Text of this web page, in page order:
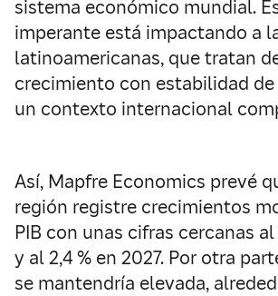
sistema económico mundial.
imperante está impactando a
latinoamericanas, que tratan
crecimiento con estabilidad de
un contexto internacional
Así, Mapfre Economics prevé
región registre crecimientos
PIB con unas cifras cercanas al
y al 2,4 % en 2027. Por otra
se mantendría elevada,